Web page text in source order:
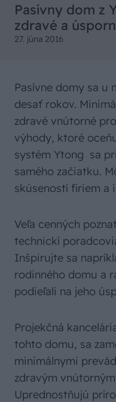
Pasívny dom z
zdravé a
27. júna 2016
Pasívne domy sa u
desať rokov.
zdravé vnútorné
výhody, ktoré
systém Ytong sa
samého začiatku.
skúseností firiem a
Veľa cenných
technickí
Inšpirujte sa
rodinného domu a
podieľali na jeho
Projekčná
tohto domu, sa
minimálnymi
zdravým
Uprednostňujú